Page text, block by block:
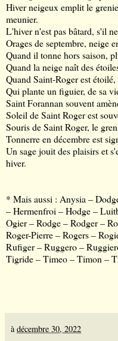
Hiver neigeux emplit le
meunier.
L'hiver n'est pas bâtard, s'il
Orages de septembre, neige
Quand il tonne hors saison,
Quand la neige naît des
Quand Saint-Roger est
Qui plante un figuier, de sa
Saint Forannan souvent
Soleil de Saint Roger est
Souris de Saint Roger, le
Tonnerre en décembre est
Un sage jouit des plaisirs et
hiver.
* Mais aussi : Anysia –
– Hermenfroi – Hodge –
Ogier – Rodge – Rodger –
Roger-Pierre – Rogers –
Rufiger – Ruggero –
Tigride – Timeo – Timon –
à décembre 30, 2022